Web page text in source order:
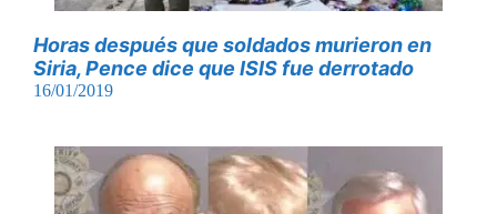
Horas después que soldados murieron en
Siria, Pence dice que ISIS fue derrotado
16/01/2019